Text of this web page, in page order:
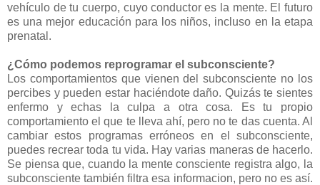
vehículo de tu cuerpo, cuyo conductor es la mente. El futuro
es una mejor educación para los niños, incluso en la etapa
prenatal.
¿Cómo podemos reprogramar el subconsciente?
Los comportamientos que vienen del subconsciente no los
percibes y pueden estar haciéndote daño. Quizás te sientes
enfermo y echas la culpa a otra cosa. Es tu propio
comportamiento el que te lleva ahí, pero no te das cuenta. Al
cambiar estos programas erróneos en el subconsciente,
puedes recrear toda tu vida. Hay varias maneras de hacerlo.
Se piensa que, cuando la mente consciente registra algo, la
subconsciente también filtra esa informacion, pero no es así.